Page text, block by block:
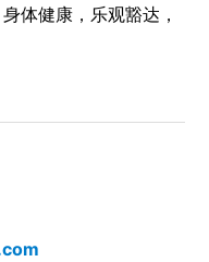
体健康，乐观豁达，